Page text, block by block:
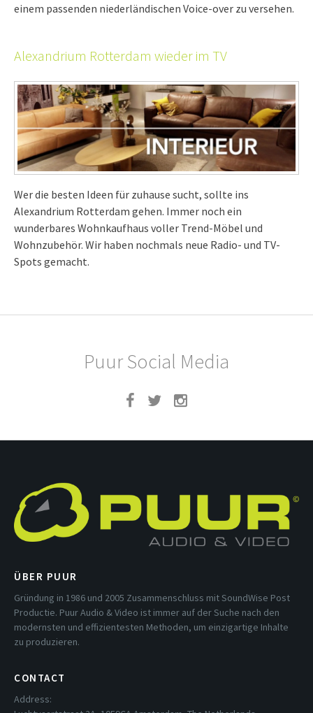
einem passenden niederländischen Voice-over zu versehen.
Alexandrium Rotterdam wieder im TV
Wer die besten Ideen für zuhause sucht, sollte ins
Alexandrium Rotterdam gehen. Immer noch ein
wunderbares Wohnkaufhaus voller Trend-Möbel und
Wohnzubehör. Wir haben nochmals neue Radio- und TV-
Spots gemacht.
Puur Social Media
ÜBER PUUR
Gründung in 1986 und 2005 Zusammenschluss mit SoundWise Post
Productie. Puur Audio & Video ist immer auf der Suche nach den
modernsten und effizientesten Methoden, um einzigartige Inhalte
zu produzieren.
CONTACT
Address: